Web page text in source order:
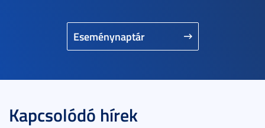
Eseménynaptár
Kapcsolódó hírek